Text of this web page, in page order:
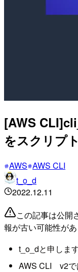
[AWS
をスクリプ
AWS AWS CLI
t_o_d
2022.12.11
この記事は公開
報が古い可能性が
t_o_dと申します
AWS CLI v2で